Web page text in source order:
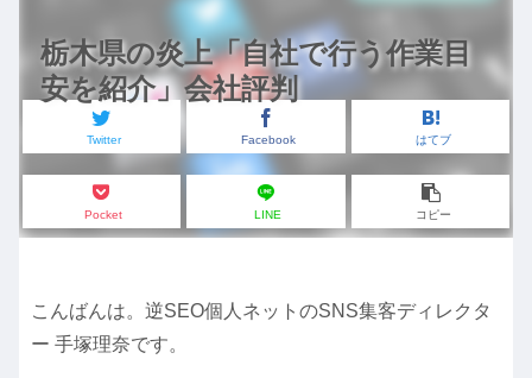
栃木県の炎上「自社で行う作業目
安を紹介」会社評判
Twitter Facebook はてブ
Pocket LINE コピー
こんばんは。逆SEO個人ネットのSNS集客ディレクタ
ー 手塚理奈です。